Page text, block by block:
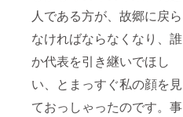
人である方が、故郷に戻ら
なければならなくなり、誰
か代表を引き継いでほし
い、とまっすぐ私の顔を見
ておっしゃったのです。事